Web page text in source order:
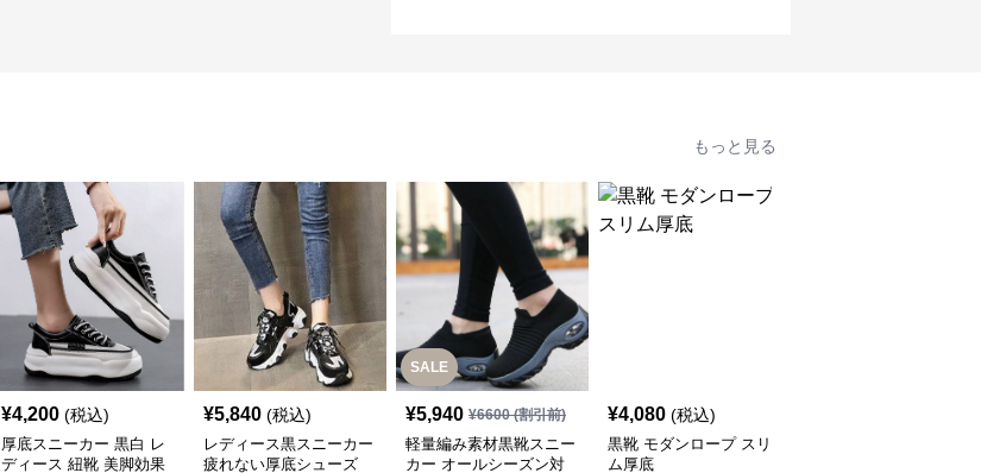
もっと見る
¥4,200 (税込)
厚底スニーカー 黒白 レ
ディース 紐靴 美脚効果
¥5,840 (税込)
レディース黒スニーカー
疲れない厚底シューズ
SALE
¥5,940 ¥6600(割引前)
軽量編み素材黒靴スニー
カー オールシーズン対
¥4,080 (税込)
黒靴 モダンロープ スリ
ム厚底